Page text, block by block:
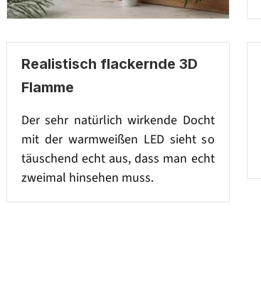
Realistisch flackernde 3D
Flamme
Der sehr natürlich wirkende Docht
mit der warmweißen LED sieht so
täuschend echt aus, dass man echt
zweimal hinsehen muss.